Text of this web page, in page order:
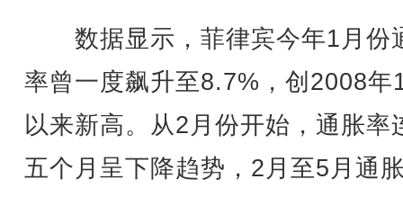
数据显示，菲律宾今年1月份
率曾一度飙升至8.7%，创2008年
以来新高。从2月份开始，通胀率
五个月呈下降趋势，2月至5月通